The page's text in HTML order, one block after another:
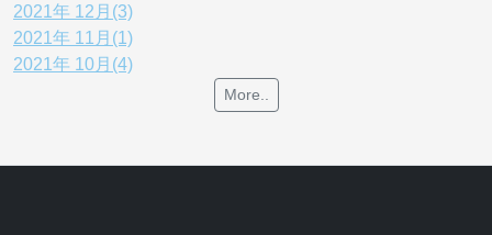
2021年 12月(3)
2021年 11月(1)
2021年 10月(4)
More..